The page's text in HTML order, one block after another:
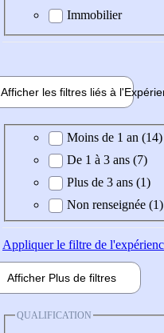
Immobilier
Afficher les filtres liés à l'
Expérience demandée
Moins de 1 an (14)
De 1 à 3 ans (7)
Plus de 3 ans (1)
Non renseignée (1)
Appliquerle filtre de
Afficher Plus de filtres
QUALIFICATION